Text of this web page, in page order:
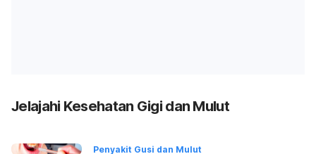
Jelajahi Kesehatan Gigi dan Mulut
Penyakit Gusi dan Mulut